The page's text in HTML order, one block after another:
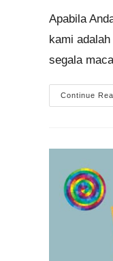
Apabila
kami
segala
Continue